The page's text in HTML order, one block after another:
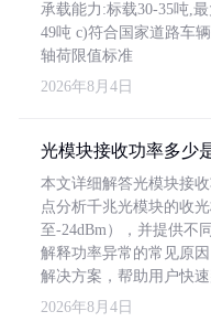
承载能力:标载30-35吨,
49吨 c)符合国家道路车
轴荷限值标准
2026年8月4日
光模块接收功率多少
本文详细解答光模块接
点分析千兆光模块的收
至-24dBm），并提供不
解释功率异常的常见原
解决方案，帮助用户快速
2026年8月4日